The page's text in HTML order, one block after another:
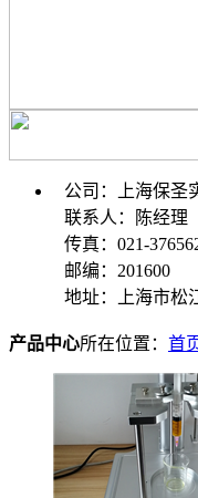
公司：上海保圣
联系人：陈经理
传真：021-
邮编：201600
地址：上海市松
产品中心所在位置： 首